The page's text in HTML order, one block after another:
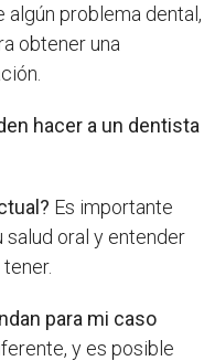
problema dental,
obtener una
hacer a un dentista
Es importante
oral y entender
para mi caso
y es posible